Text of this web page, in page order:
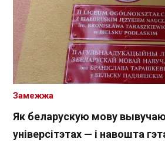
Як беларускую мову
універсітэтах — і навошта
Замежжа